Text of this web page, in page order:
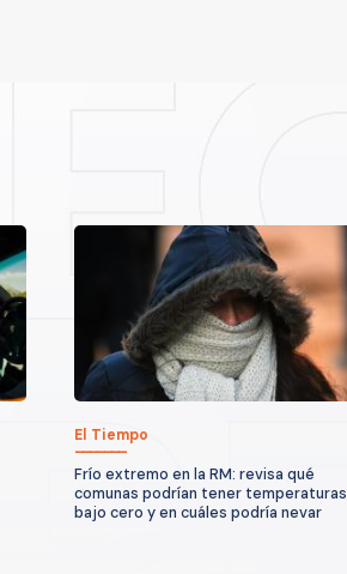
El Tiempo
Frío extremo en la RM: revisa qué
comunas podrían tener temperaturas
bajo cero y en cuáles podría nevar